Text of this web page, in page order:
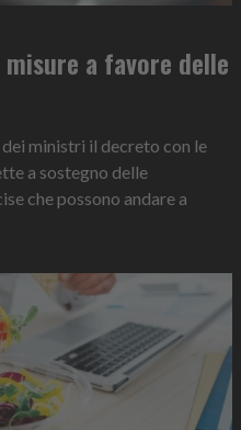
a favore delle
ministri il decreto con le
a sostegno delle
che possono andare a